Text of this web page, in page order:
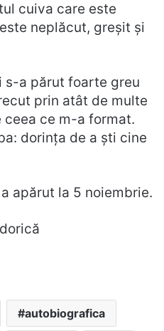
cuiva care este
neplăcut, greșit și
s-a părut foarte greu
prin atât de multe
ceea ce m-a format.
dorința de a ști cine
apărut la 5 noiembrie.
autobiografica